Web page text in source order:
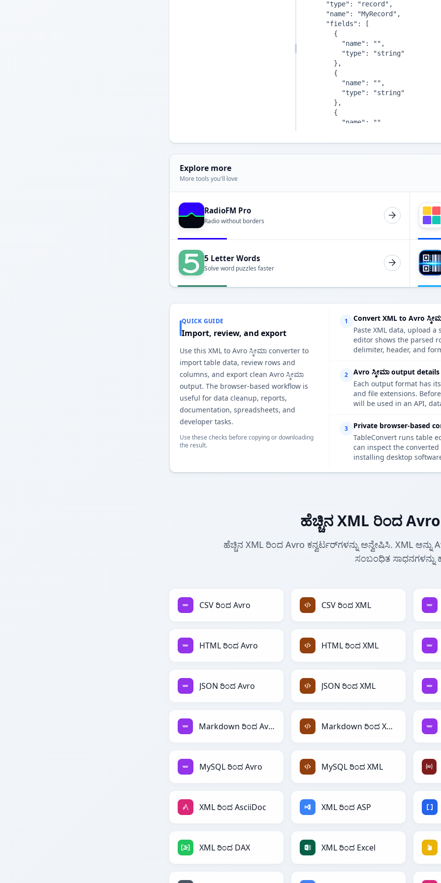
Explore more
More tools you'll love
RadioFM Pro
Radio without borders
5 Letter Words
Solve word puzzles faster
QUICK GUIDE
Import, review, and export
Use this XML to Avro ಸ್ಕೀಮಾ converter to
import table data, review rows and
columns, and export clean Avro ಸ್ಕೀಮಾ
output. The browser-based workflow is
useful for data cleanup, reports,
documentation, spreadsheets, and
developer tasks.
Use these checks before copying or downloading
the result.
1
Convert XML to Avro
Paste XML data, upload
editor shows the parsed
delimiter, header, and
2
Avro ಸ್ಕೀಮಾ output
Each output format has
and file extensions.
will be used in an API,
3
Private browser-based
TableConvert runs table
can inspect the
installing desktop
ಹೆಚ್ಚಿನ XML ರಿಂದ
ಹೆಚ್ಚಿನ XML ರಿಂದ Avro ಕನ್ವರ್ಟರ್‌ಗಳನ್ನು ಅನ್ವೇಷಿಸಿ. XML
ಸಂಬಂಧಿತ ಸಾಧನಗಳನ್ನು
CSV ರಿಂದ Avro CSV ರಿಂದ XML
HTML ರಿಂದ Avro HTML ರಿಂದ XML
JSON ರಿಂದ Avro JSON ರಿಂದ XML
Markdown ರಿಂದ Avro Markdown ರಿಂದ XML
MySQL ರಿಂದ Avro MySQL ರಿಂದ XML
XML ರಿಂದ AsciiDoc XML ರಿಂದ ASP
XML ರಿಂದ DAX XML ರಿಂದ Excel